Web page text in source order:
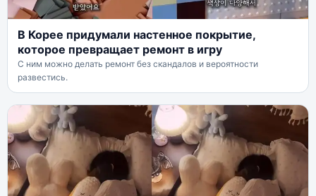
В Корее придумали настенное покрытие,
которое превращает ремонт в игру
С ним можно делать ремонт без скандалов и вероятности
развестись.